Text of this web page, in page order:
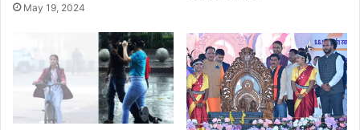
May 19, 2024